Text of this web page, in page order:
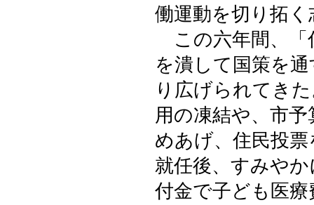
働運動を切り拓
この六年間、「
を潰して国策を
り広げられてき
用の凍結や、市
めあげ、住民投
就任後、すみや
付金で子ども医